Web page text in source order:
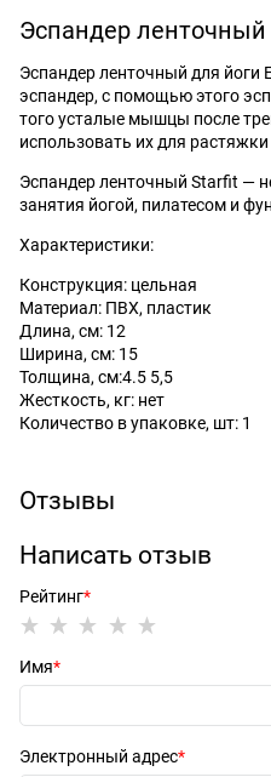
Эспандер ленточный
Эспандер ленточный для йоги
эспандер, с помощью этого
того усталые мышцы после
использовать их для
Эспандер ленточный Starfit —
занятия йогой, пилатесом и
Характеристики:
Конструкция: цельная
Материал: ПВХ, пластик
Длина, см: 12
Ширина, см: 15
Толщина, см:4.5 5,5
Жесткость, кг: нет
Количество в упаковке, шт: 1
Отзывы
Написать отзыв
Рейтинг
Имя
Электронный адрес